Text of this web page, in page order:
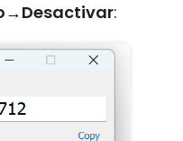
→Desactivar: